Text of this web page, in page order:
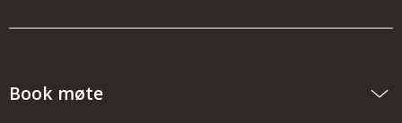
Book møte